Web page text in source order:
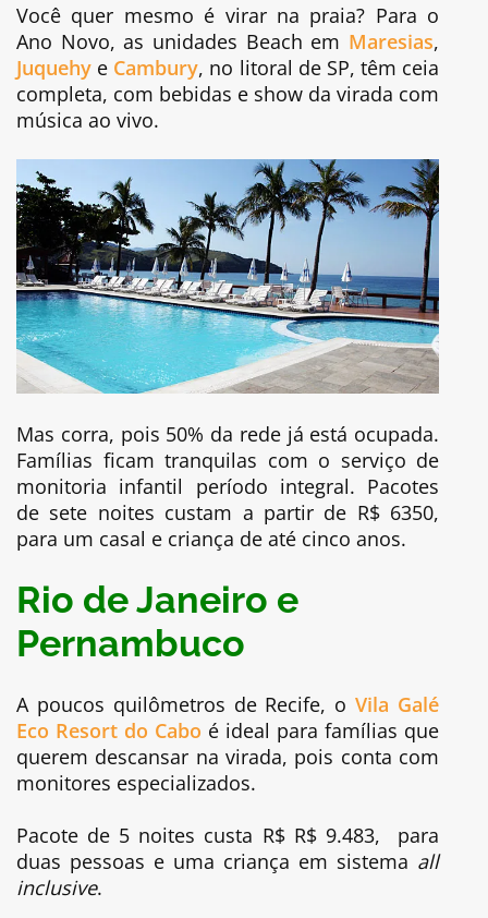
Você quer mesmo é virar na praia? Para o
Ano Novo, as unidades Beach em Maresias,
Juquehy e Cambury, no litoral de SP, têm ceia
completa, com bebidas e show da virada com
música ao vivo.
Mas corra, pois 50% da rede já está ocupada.
Famílias ficam tranquilas com o serviço de
monitoria infantil período integral. Pacotes
de sete noites custam a partir de R$ 6350,
para um casal e criança de até cinco anos.
Rio de Janeiro e
Pernambuco
A poucos quilômetros de Recife, oVila Galé
Eco Resort do Cabo é ideal para famílias que
querem descansar na virada, pois conta com
monitores especializados.
Pacote de 5 noites custa R$ R$ 9.483, para
duas pessoas e uma criança em sistema all
inclusive.